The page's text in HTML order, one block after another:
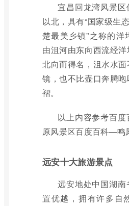
宜昌回龙湾风景
以北，具有“国家级生
楚最美乡镇”之称的洋
由沮河由东向西流经
北向而得名，沮水水
镜，也不比壶口奔腾
褶。
以上内容参考百
原风景区百度百科—鸣
远安十大旅游景点
远安地处中国湖
置优越，拥有许多自